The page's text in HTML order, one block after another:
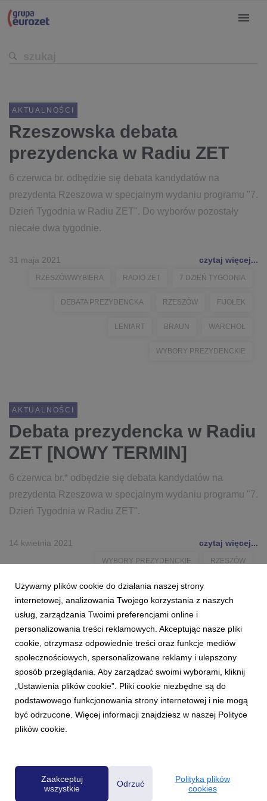
AKTUALNOŚCI
Rzeszowska debata
prezydencka w Radiu ZET
6 czerwca br. odbędzie się debata kandydatów na
prezydenta Rzeszowa w specjalnym wydaniu programu "7.
Dzień Tygodnia w Radiu ZET". Do wyborów pozostały
niecałe dwa tygodnie.
31 maja 2021 czytaj więcej...
RZESZÓWWYBIERA RADIO ZET 7 DZIEŃ TYGODNIA
DEBATA PREZYDENCKA RZESZÓW FIJOŁEK
LENIART BRAUN WARCHOŁ
WYBORY PREZYDENCKIE
AKTUALNOŚCI
Debata prezydencka w Radiu
ZET [NOWY TERMIN]
6 czerwca br.* odbędzie się debata kandydatów na
prezydenta Rzeszowa w specjalnym wydaniu programu "7.
Dzień Tygodnia w Radiu ZET".
14 kwietnia 2021 czytaj więcej...
WYBORY PREZYDENCKIE RZESZÓW
PRZEDTERMINOWE WYBORY ANDRZEJ STANKIEWICZ
7 DZIEŃ TYGODNIA RADIO ZET DEBATA
FIJOŁEK LENIART WARCHOŁ
Powered by
Używamy plików cookie do działania naszej strony
internetowej, analizowania Twojego korzystania z naszych
usług, zarządzania Twoimi preferencjami online i
personalizowania treści reklamowych. Akceptując nasze pliki
cookie, otrzymasz odpowiednie treści oraz funkcje mediów
społecznościowych, spersonalizowane reklamy i ulepszony
sposób przeglądania. Aby zarządzać swoimi wyborami, kliknij
„Ustawienia plików cookie”. Pliki cookie niezbędne są do
podstawowego funkcjonowania strony internetowej i nie mogą
być odrzucone. Więcej informacji znajdziesz w naszej Polityce
plików cookie.
Zaakceptuj
wszystkie
Odrzuć
Polityka plików
cookies